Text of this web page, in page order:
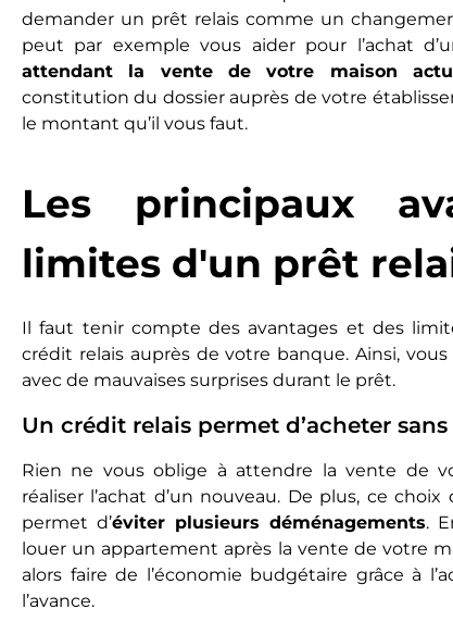
demander un prêt relais comme un
peut par exemple vous aider pour l’achat
attendant la vente de votre maison
constitution du dossier auprès de votre
le montant qu’il vous faut.
Les principaux
limites d'un prêt
Il faut tenir compte des avantages et des
crédit relais auprès de votre banque. Ainsi,
avec de mauvaises surprises durant le prêt.
Un crédit relais permet d’acheter
Rien ne vous oblige à attendre la vente de
réaliser l’achat d’un nouveau. De plus, ce
permet d’éviter plusieurs déménagements.
louer un appartement après la vente de votre
alors faire de l’économie budgétaire grâce à
l’avance.